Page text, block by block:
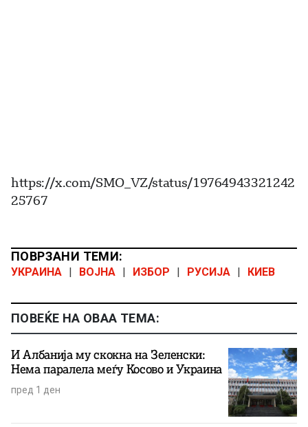
https://x.com/SMO_VZ/status/19764943321242
25767
ПОВРЗАНИ ТЕМИ:
УКРАИНА | ВОЈНА | ИЗБОР | РУСИЈА | КИЕВ
ПОВЕЌЕ НА ОВАА ТЕМА:
И Албанија му скокна на Зеленски:
Нема паралела меѓу Косово и Украина
пред 1 ден